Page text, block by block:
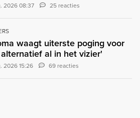
2026 08:37 25 reacties
waagt uiterste poging voor
alternatief al in het vizier'
2026 15:26 69 reacties